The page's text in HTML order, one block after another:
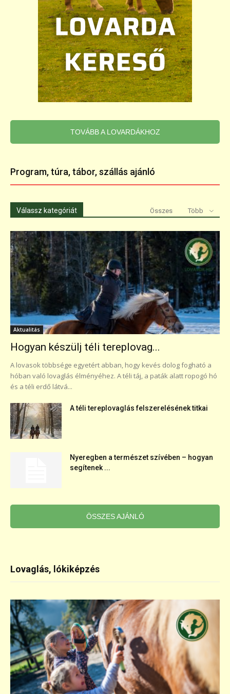
TOVÁBB A LOVARDÁKHOZ
Program, túra, tábor, szállás ajánló
Válassz kategóriát Összes Több
Aktualitás
Hogyan készülj téli tereplovag...
A lovasok többsége egyetért abban, hogy kevés dolog fogható a
hóban való lovaglás élményéhez. A téli táj, a paták alatt ropogó hó
és a téli erdő látvá...
A téli tereplovaglás felszerelésének titkai
Nyeregben a természet szívében – hogyan
segítenek ...
ÖSSZES AJÁNLÓ
Lovaglás, lókiképzés